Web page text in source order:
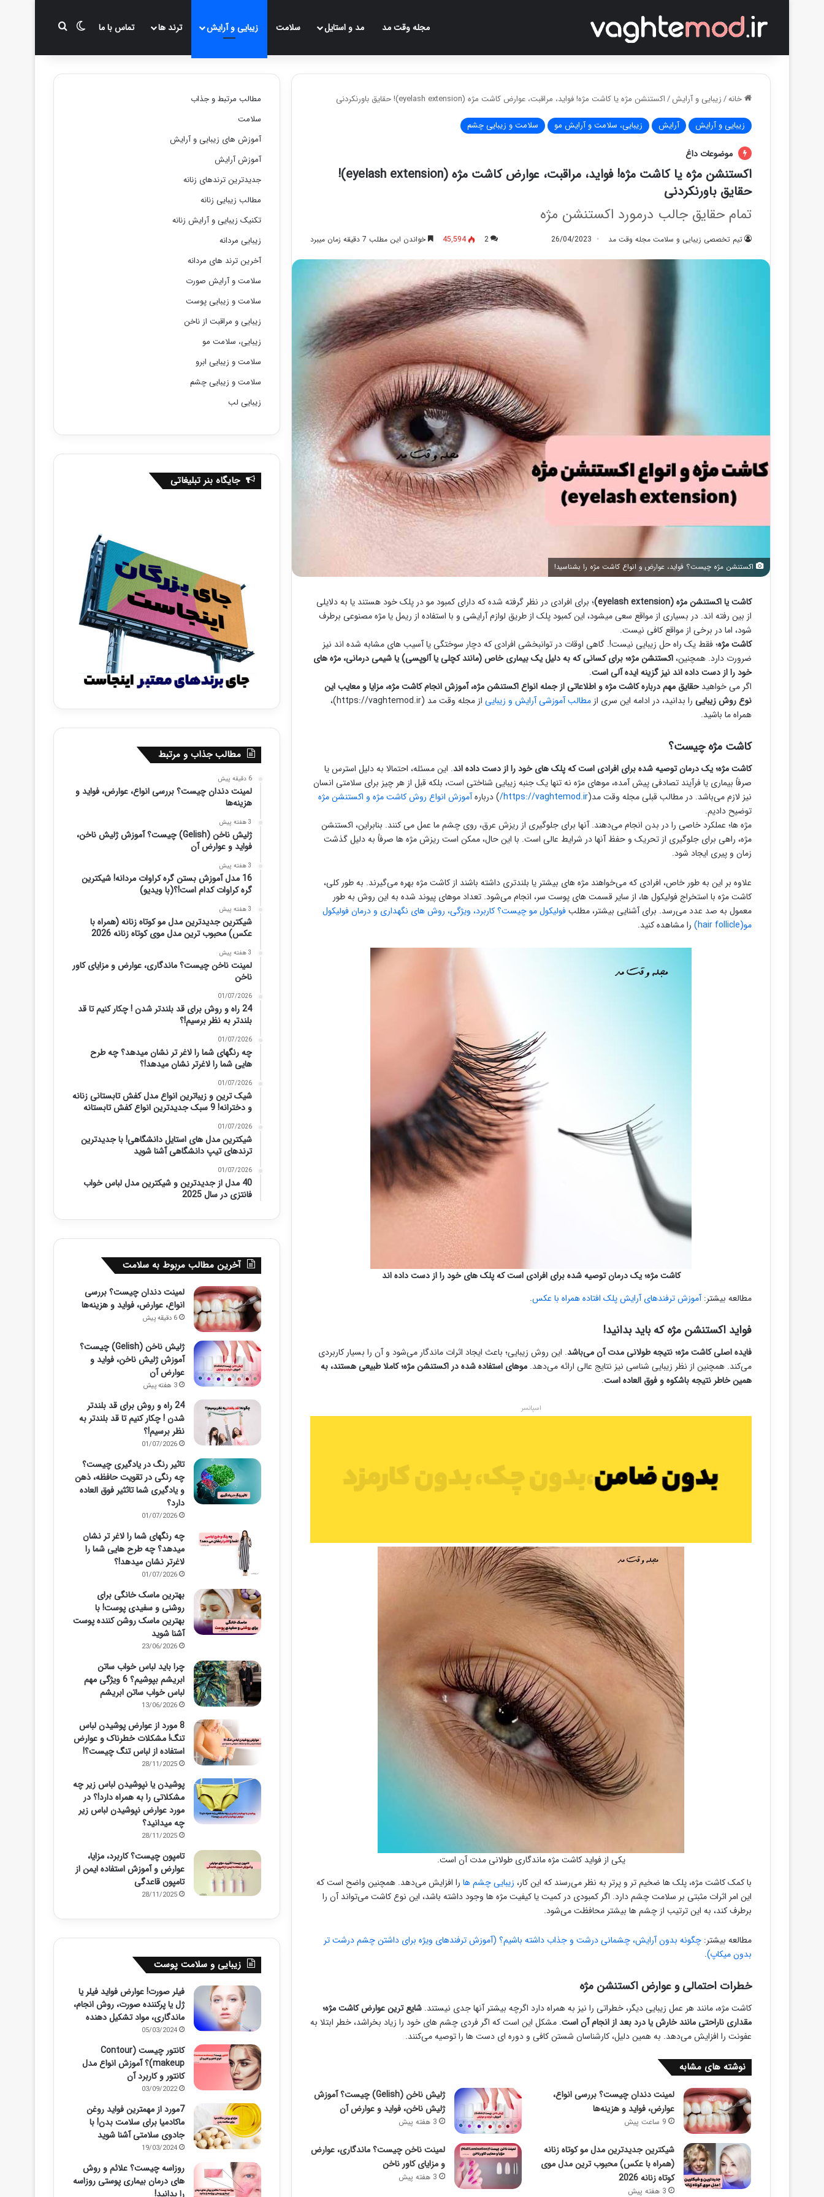
مجله وقت مد مد و استایل سلامت زیبایی و آرایش ترند ها تماس با ما تغییر پوسته
جستجو برای
خانه/زیبایی و آرایش/اکستنشن مژه یا کاشت مژه! فواید، مراقبت، عوارض کاشت مژه (eyelash extension)! حقایق باورنکردنی
زیبایی و آرایش آرایش زیبایی، سلامت و آرایش مو سلامت و زیبایی چشم
موضوعات داغ
اکستنشن مژه یا کاشت مژه! فواید، مراقبت، عوارض کاشت مژه (eyelash extension)!
حقایق باورنکردنی
تمام حقایق جالب درمورد اکستنشن مژه
تیم تخصصی زیبایی و سلامت مجله وقت مد 26/04/2023
2
45,594 خواندن این مطلب 7 دقیقه زمان میبرد
اکستنشن مژه چیست؟ فواید، عوارض و انواع کاشت مژه را بشناسید!
کاشت یا اکستنشن مژه (eyelash extension)
؛ برای افرادی در نظر گرفته شده که دارای کمبود مو در پلک خود هستند یا به دلایلی
از بین رفته اند. در بسیاری از مواقع سعی میشود، این کمبود پلک از طریق لوازم آرایشی و با استفاده از ریمل یا مژه مصنوعی برطرف
شود، اما در برخی از مواقع کافی نیست.
کاشت مژه؛ فقط یک راه حل زیبایی نیست!. گاهی اوقات در توانبخشی افرادی که دچار سوختگی یا آسیب های مشابه شده اند نیز
ضرورت دارد. همچنین،اکستنشن مژه؛ برای کسانی که به دلیل یک بیماری خاص (مانند کچلی یا آلوپسی) یا شیمی درمانی، مژه های
خود را از دست داده اند نیز گزینه ایده آلی است.
اگر می خواهیدحقایق مهم درباره کاشت مژه و اطلاعاتی از جمله انواع اکستنشن مژه، آموزش انجام کاشت مژه، مزایا و معایب این
نوع روش زیبایی را بدانید، در ادامه این سری از مطالب آموزشی آرایش و زیبایی
از مجله وقت مد (https://vaghtemod.ir)،
همراه ما باشید.
کاشت مژه چیست؟
کاشت مژه؛ یک درمان توصیه شده برای افرادی است که پلک های خود را از دست داده اند. این مسئله، احتمالا به دلیل استرس یا
صرفاً بیماری یا فرآیند تصادفی پیش آمده، موهای مژه نه تنها یک جنبه زیبایی شناختی است، بلکه قبل از هر چیز برای سلامتی انسان
نیز لازم می‌باشد. در مطالب قبلی مجله وقت مد(https://vaghtemod.ir/ ) دربارهآموزش انواع روش کاشت مژه و اکستنشن مژه
توضیح دادیم.
مژه ها؛ عملکرد خاصی را در بدن انجام می‌دهند. آنها برای جلوگیری از ریزش عرق، روی چشم ما عمل می کنند. بنابراین، اکستنشن
مژه، راهی برای جلوگیری از تحریک و حفظ آنها در شرایط عالی است. با این حال، ممکن است ریزش مژه ها صرفاً به دلیل گذشت
زمان و پیری ایجاد شود.
علاوه بر این به طور خاص، افرادی که می‌خواهند مژه های بیشتر یا بلندتری داشته باشند از کاشت مژه بهره می‌گیرند. به طور کلی،
کاشت مژه با استخراج فولیکول ها، از سایر قسمت های پوست سر، انجام می‌شود. تعداد موهای پیوند شده به این روش به طور
معمول به صد عدد می‌رسد. برای آشنایی بیشتر، مطلبفولیکول مو چیست؟ کاربرد، ویژگی، روش های نگهداری و درمان فولیکول
مو(hair follicle)
را مشاهده کنید.
کاشت مژه؛ یک درمان توصیه شده برای افرادی است که پلک های خود را از دست داده اند
مطالعه بیشتر:آموزش ترفندهای آرایش پلک افتاده همراه با عکس.
فواید اکستنشن مژه که باید بدانید!
فایده اصلی کاشت مژه؛ نتیجه طولانی مدت آن می‌باشد. این روش زیبایی؛ باعث ایجاد اثرات ماندگار می‌شود و آن را بسیار کاربردی
می‌کند. همچنین از نظر زیبایی شناسی نیز نتایج عالی ارائه می‌دهد. موهای استفاده شده در اکستنشن مژه؛ کاملا طبیعی هستند، به
همین خاطر نتیجه باشکوه و فوق العاده است.
اسپانسر
یکی از فواید کاشت مژه ماندگاری طولانی مدت آن است.
با کمک کاشت مژه، پلک ها ضخیم تر و پرتر به نظر می‌رسند که این کار، زیبایی چشم ها را افزایش می‌دهد. همچنین واضح است که
این امر اثرات مثبتی بر سلامت چشم دارد. اگر کمبودی در کمیت یا کیفیت مژه ها وجود داشته باشد، این نوع کاشت می‌تواند آن را
برطرف کند، به این ترتیب از چشم ها بیشتر محافظت می‌شود.
مطالعه بیشتر: چگونه بدون آرایش، چشمانی درشت و جذاب داشته باشیم؟ (آموزش ترفندهای ویژه برای داشتن چشم درشت تر
بدون میکاپ).
خطرات احتمالی و عوارض اکستنشن مژه
کاشت مژه، مانند هر عمل زیبایی دیگر، خطراتی را نیز به همراه دارد اگرچه بیشتر آنها جدی نیستند. شایع ترین عوارض کاشت مژه؛
مقداری ناراحتی مانند خارش یا درد بعد از انجام آن است. مشکل این است که اگر فردی چشم های خود را زیاد بخراشد، خطر ابتلا به
عفونت را افزایش می‌دهد. به همین دلیل، کارشناسان شستن کافی و دوره ای دست ها را توصیه می‌کنند.
نوشته های مشابه
لمینت دندان چیست؟ بررسی انواع،
عوارض، فواید و هزینه‌ها
9 ساعت پیش
ژلیش ناخن (Gelish) چیست؟ آموزش
ژلیش ناخن، فواید و عوارض آن
3 هفته پیش
شیکترین جدیدترین مدل مو کوتاه زنانه
(همراه با عکس) محبوب ترین مدل موی
کوتاه زنانه 2026
3 هفته پیش
لمینت ناخن چیست؟ ماندگاری، عوارض
و مزایای کاور ناخن
3 هفته پیش
مطالب مرتبط و جذاب
سلامت
آموزش های زیبایی و آرایش
آموزش آرایش
جدیدترین ترندهای زنانه
مطالب زیبایی زنانه
تکنیک زیبایی و آرایش زنانه
زیبایی مردانه
آخرین ترند های مردانه
سلامت و آرایش صورت
سلامت و زیبایی پوست
زیبایی و مراقبت از ناخن
زیبایی، سلامت مو
سلامت و زیبایی ابرو
سلامت و زیبایی چشم
زیبایی لب
جایگاه بنر تبلیغاتی
مطالب جذاب و مرتبط
6 دقیقه پیش
لمینت دندان چیست؟ بررسی انواع، عوارض، فواید و
هزینه‌ها
3 هفته پیش
ژلیش ناخن (Gelish) چیست؟ آموزش ژلیش ناخن،
فواید و عوارض آن
3 هفته پیش
16 مدل آموزش بستن گره کراوات مردانه! شیکترین
گره کراوات کدام است!؟(با ویدیو)
3 هفته پیش
شیکترین جدیدترین مدل مو کوتاه زنانه (همراه با
عکس) محبوب ترین مدل موی کوتاه زنانه 2026
3 هفته پیش
لمینت ناخن چیست؟ ماندگاری، عوارض و مزایای کاور
ناخن
01/07/2026
24 راه و روش برای قد بلندتر شدن ! چکار کنیم تا قد
بلندتر به نظر برسیم!؟
01/07/2026
چه رنگهای شما را لاغر تر نشان میدهد؟ چه طرح
هایی شما را لاغرتر نشان میدهد!؟
01/07/2026
شیک ترین و زیباترین انواع مدل کفش تابستانی زنانه
و دخترانه! 9 سبک جدیدترین انواع کفش تابستانه
01/07/2026
شیکترین مدل های استایل دانشگاهی! با جدیدترین
ترندهای تیپ دانشگاهی آشنا شوید
01/07/2026
40 مدل از جدیدترین و شیکترین مدل لباس خواب
فانتزی در سال 2025
آخرین مطالب مربوط به سلامت
لمینت دندان چیست؟ بررسی
انواع، عوارض، فواید و هزینه‌ها
6 دقیقه پیش
ژلیش ناخن (Gelish) چیست؟
آموزش ژلیش ناخن، فواید و
عوارض آن
3 هفته پیش
24 راه و روش برای قد بلندتر
شدن ! چکار کنیم تا قد بلندتر به
نظر برسیم!؟
01/07/2026
تاثیر رنگ در یادگیری چیست؟
چه رنگی در تقویت حافظه، ذهن
و یادگیری شما تاثثیر فوق العاده
دارد؟
01/07/2026
چه رنگهای شما را لاغر تر نشان
میدهد؟ چه طرح هایی شما را
لاغرتر نشان میدهد!؟
01/07/2026
بهترین ماسک خانگی برای
روشنی و سفیدی پوست! با
بهترین ماسک روشن کننده پوست
آشنا شوید
23/06/2026
چرا باید لباس خواب ساتن
ابریشم بپوشیم؟ 6 ویژگی مهم
لباس خواب ساتن ابریشم
13/06/2026
8 مورد از عوارض پوشیدن لباس
تنگ! مشکلات خطرناک و عوارض
استفاده از لباس تنگ چیست؟!
28/11/2025
پوشیدن یا نپوشیدن لباس زیر چه
مشکلاتی را به همراه دارد!؟ در
مورد عوارض نپوشیدن لباس زیر
چه میدانید؟
28/11/2025
تامپون چیست؟ کاربرد، مزایا،
عوارض و آموزش استفاده ایمن از
تامپون قاعدگی
28/11/2025
زیبایی و سلامت پوست
فیلر صورت! عوارض فواید فیلر یا
ژل یا پرکننده صورت، روش انجام،
ماندگاری، مواد تشکیل دهنده
05/03/2024
کانتور چیست (Contour
makeup)؟ آموزش انواع مدل
کانتور و کاربرد آن
03/09/2022
7مورد از مهمترین فواید روغن
ماکادمیا برای سلامت بدن! با
جادوی سلامتی آشنا شوید
19/03/2024
روزاسه چیست؟ علائم و روش
های درمان بیماری پوستی روزاسه
را بدانید!